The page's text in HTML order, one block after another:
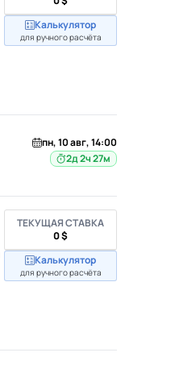
Калькулятор
для ручного расчёта
пн, 10 авг, 14:00
2д 2ч 27м
ТЕКУЩАЯ СТАВКА
0 $
Калькулятор
для ручного расчёта